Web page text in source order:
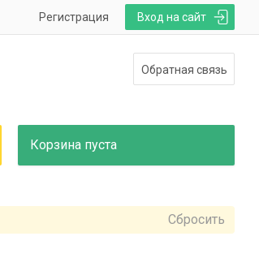
Вход на сайт
Регистрация
Обратная связь
Корзина пуста
Сбросить